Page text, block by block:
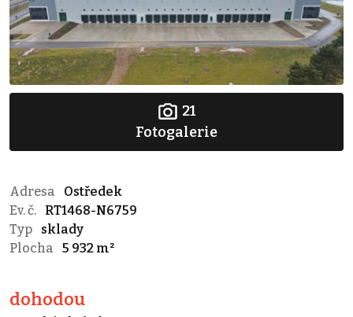
21
Fotogalerie
Adresa
Ostředek
Ev. č.
RT1468-N6759
Typ
sklady
Plocha
5 932 m²
dohodou